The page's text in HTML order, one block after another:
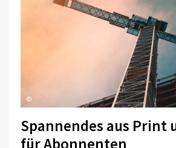
©
Spannendes aus Print
für Abonnenten